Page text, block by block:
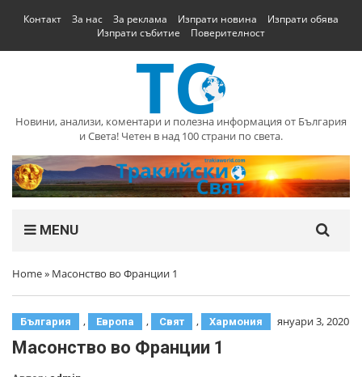
Контакт За нас За реклама Изпрати новина
Изпрати обява
Изпрати събитие
Поверителност
Новини, анализи, коментари и полезна информация от България
и Света! Четен в над 100 страни по света.
MENU
Home» Масонство во Франции 1
България , Европа , Свят , Хармония януари 3, 2020
Масонство во Франции 1